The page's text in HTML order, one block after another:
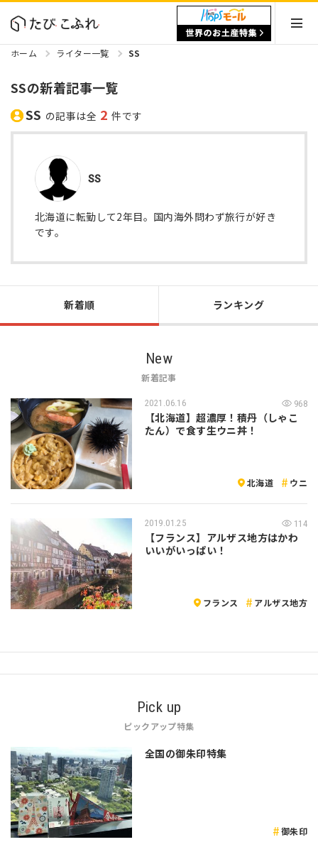
ホーム ライター一覧 SS
SSの新着記事一覧
SS の記事は全 2 件です
新着順 ランキング
New
新着記事
2021.06.16 968
【北海道】超濃厚！積丹（しゃこ
たん）で食す生ウニ丼！
北海道 ウニ
2019.01.25 114
【フランス】アルザス地方はかわ
いいがいっぱい！
フランス アルザス地方
SS
北海道に転勤して2年目。国内海外問わず旅行が好き
です。
Pick up
ピックアップ特集
全国の御朱印特集
御朱印